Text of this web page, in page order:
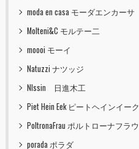
moda en casa モーダエンカーサ
Molteni&C モルテー二
moooi モーイ
Natuzzi ナツッジ
NIssin 日進木工
Piet Hein Eek ピートヘインイーク
PoltronaFrau ポルトローナフラウ
porada ポラダ